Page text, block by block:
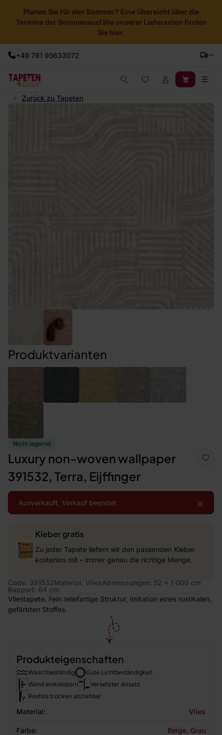
Planen Sie für den Sommer? Eine Übersicht über die
Termine der Sommerausfälle unserer Lieferanten finden
Sie hier.
+49 781 95633072
Zurück zu Tapeten
Nicht lagernd
Luxury non-woven wallpaper
391532, Terra, Eijffinger
×
Ausverkauft, Verkauf beendet.
Kleber gratis
Zu jeder Tapete liefern wir den passenden Kleber
kostenlos mit – immer genau die richtige Menge.
Code: 391532Material: VliesAbmessungen: 52 x 1 000 cm
Rapport: 64 cm
Vliestapete. Fein reliefartige Struktur, Imitation eines rustikalen,
gefärbten Stoffes.
Produktvarianten
Produkteigenschaften
Waschbeständig
Gute Lichtbeständigkeit
Wand einkleistern
Versetzter Ansatz
Restlos trocken abziehbar
Material: Vlies
Farbe: Beige Grau